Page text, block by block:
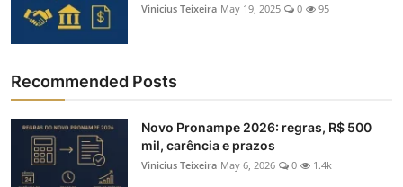
Vinicius Teixeira May 19, 2025 0 95
Recommended Posts
Novo Pronampe 2026: regras, R$ 500
mil, carência e prazos
Vinicius Teixeira May 6, 2026 0 1.4k